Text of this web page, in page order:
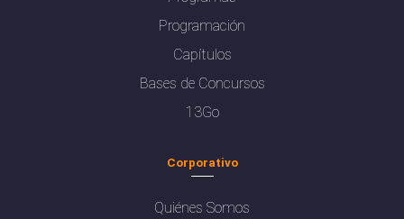
Programación
Capítulos
Bases de Concursos
13Go
Corporativo
Quiénes Somos